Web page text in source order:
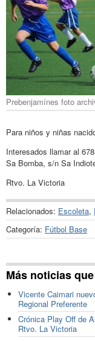
Prebenjamínes foto
Para niños y niñas
Interesados llamar al
Sa Bomba, s/n Sa
Rtvo. La Victoria
Relacionados: Escoleta,
Categoría: Fútbol Base
Más noticias
Vicente Caimari
Regional Preferente
Crónica Play Off de
Rtvo. La Victoria